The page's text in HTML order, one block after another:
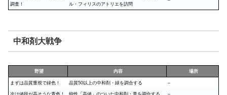
調査！
ル・フィリスのアトリエを訪問
中和剤大戦争
野望 内容 場所
まずは品質重視で緑色！ 品質50以上の中和剤・緑を調合する –